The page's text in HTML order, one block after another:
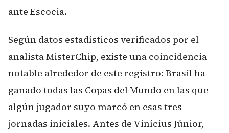
ante Escocia.
Según datos estadísticos verificados por el
analista MisterChip, existe una coincidencia
notable alrededor de este registro: Brasil ha
ganado todas las Copas del Mundo en las que
algún jugador suyo marcó en esas tres
jornadas iniciales. Antes de Vinícius Júnior,